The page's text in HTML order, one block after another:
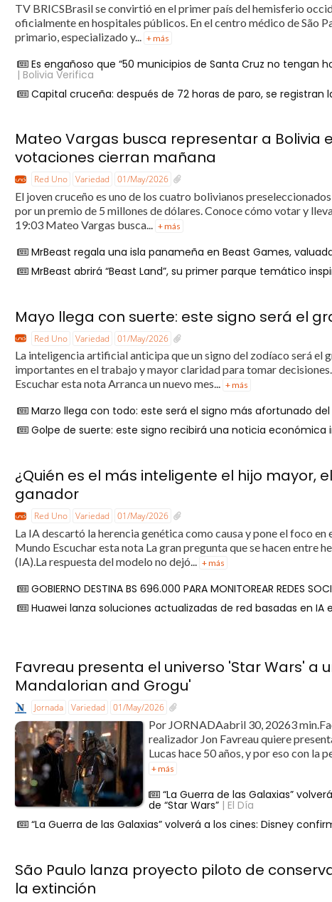
TV BRICSBrasil se convirtió en el primer país del hemisferio
oficialmente en hospitales públicos. En el centro médico de São
primario, especializado y...
+ más
Es engañoso que “50 municipios de Santa Cruz no tengan
| Bolivia Verifica
Capital cruceña: después de 72 horas de paro, se registran
Mateo Vargas busca representar a Bolivia
votaciones cierran mañana
Red Uno Variedad 01/May/2026
El joven cruceño es uno de los cuatro bolivianos
por un premio de 5 millones de dólares. Conoce cómo votar y
19:03 Mateo Vargas busca... + más
MrBeast regala una isla panameña en Beast Games,
MrBeast abrirá “Beast Land”, su primer parque temático
Mayo llega con suerte: este signo será el
Red Uno Variedad 01/May/2026
La inteligencia artificial anticipa que un signo del zodíaco será el
importantes en el trabajo y mayor claridad para tomar
Escuchar esta nota Arranca un nuevo mes... + más
Marzo llega con todo: este será el signo más afortunado
Golpe de suerte: este signo recibirá una noticia económica
¿Quién es el más inteligente el hijo mayor,
ganador
Red Uno Variedad 01/May/2026
La IA descartó la herencia genética como causa y pone el foco
Mundo Escuchar esta nota La gran pregunta que se hacen
(IA).La respuesta del modelo no dejó...
+ más
GOBIERNO DESTINA BS 696.000 PARA MONITOREAR REDES
Huawei lanza soluciones actualizadas de red basadas en IA
Favreau presenta el universo 'Star Wars' a
Mandalorian and Grogu'
Jornada Variedad 01/May/2026
Por JORNADAabril 30, 20263
realizador Jon Favreau quiere
Lucas hace 50 años, y por eso con la
+ más
“La Guerra de las Galaxias”
de “Star Wars” | El Día
“La Guerra de las Galaxias” volverá a los cines: Disney
São Paulo lanza proyecto piloto de
la extinción